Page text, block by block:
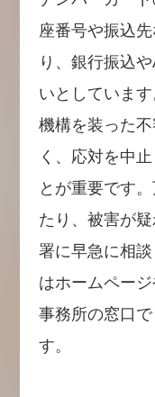
座番号や振込
り、銀行振込
いとしていま
機構を装った
く、応対を中
とが重要です
たり、被害が
署に早急に相
はホームペー
事務所の窓口
す。